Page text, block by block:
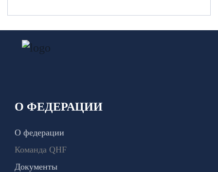
О ФЕДЕРАЦИИ
О федерации
Команда QHF
Документы